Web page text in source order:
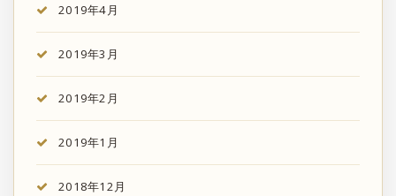
2019年4月
2019年3月
2019年2月
2019年1月
2018年12月